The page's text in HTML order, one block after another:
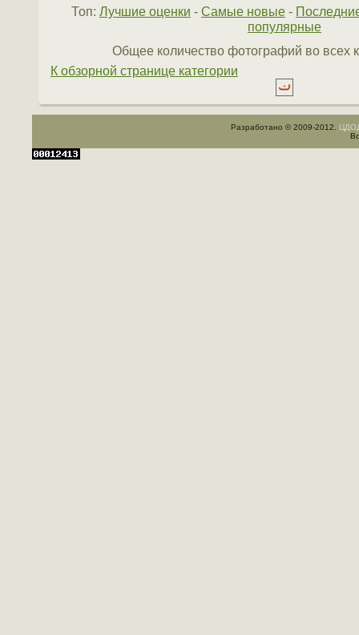
Топ: Лучшие оценки - Самые новые -
популярные
Общее количество фотографий во всех
К обзорной странице категории
Разработано © 2009-2012.